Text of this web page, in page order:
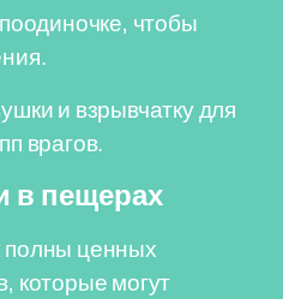
чтобы
и взрывчатку для
врагов.
в пещерах
ценных
которые могут